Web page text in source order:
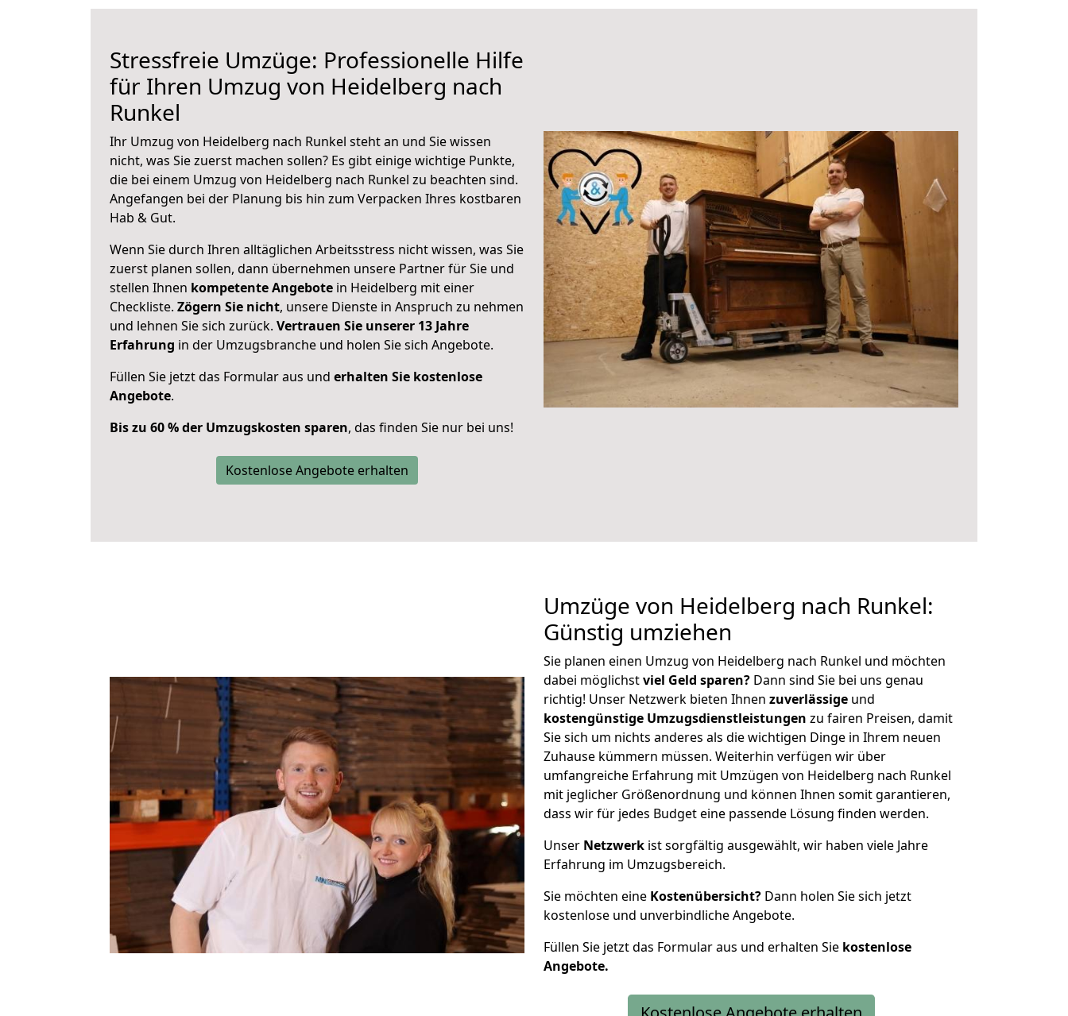
Stressfreie Umzüge: Professionelle Hilfe
für Ihren Umzug von Heidelberg nach
Runkel
Ihr Umzug von Heidelberg nach Runkel steht an und Sie wissen
nicht, was Sie zuerst machen sollen? Es gibt einige wichtige Punkte,
die bei einem Umzug von Heidelberg nach Runkel zu beachten sind.
Angefangen bei der Planung bis hin zum Verpacken Ihres kostbaren
Hab & Gut.
Wenn Sie durch Ihren alltäglichen Arbeitsstress nicht wissen, was Sie
zuerst planen sollen, dann übernehmen unsere Partner für Sie und
stellen Ihnen kompetente Angebote in Heidelberg mit einer
Checkliste. Zögern Sie nicht, unsere Dienste in Anspruch zu nehmen
und lehnen Sie sich zurück. Vertrauen Sie unserer 13 Jahre
Erfahrung in der Umzugsbranche und holen Sie sich Angebote.
Füllen Sie jetzt das Formular aus und erhalten Sie kostenlose
Angebote.
Bis zu 60 % der Umzugskosten sparen, das finden Sie nur bei uns!
Kostenlose Angebote erhalten
Umzüge von Heidelberg nach Runkel:
Günstig umziehen
Sie planen einen Umzug von Heidelberg nach Runkel und möchten
dabei möglichstviel Geld sparen? Dann sind Sie bei uns genau
richtig! Unser Netzwerk bieten Ihnen zuverlässige und
kostengünstige Umzugsdienstleistungen zu fairen Preisen, damit
Sie sich um nichts anderes als die wichtigen Dinge in Ihrem neuen
Zuhause kümmern müssen. Weiterhin verfügen wir über
umfangreiche Erfahrung mit Umzügen von Heidelberg nach Runkel
mit jeglicher Größenordnung und können Ihnen somit garantieren,
dass wir für jedes Budget eine passende Lösung finden werden.
Unser Netzwerk ist sorgfältig ausgewählt, wir haben viele Jahre
Erfahrung im Umzugsbereich.
Sie möchten eine Kostenübersicht? Dann holen Sie sich jetzt
kostenlose und unverbindliche Angebote.
Füllen Sie jetzt das Formular aus und erhalten Sie kostenlose
Angebote.